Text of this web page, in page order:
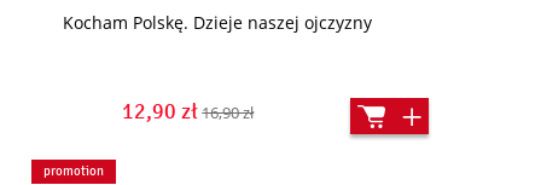
Kocham Polskę. Dzieje naszej ojczyzny
12,90 zł16,90 zł
promotion